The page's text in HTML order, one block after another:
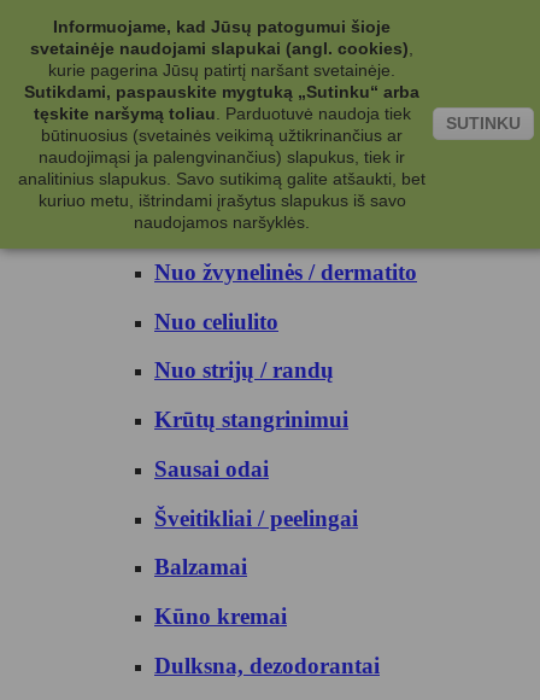
Kategorijos
Kosmetika
Kūno priežiūrai
Nuo prakaito
Kūno prausikliai
Nuo žvynelinės / dermatito
Nuo celiulito
Nuo strijų / randų
Krūtų stangrinimui
Sausai odai
Šveitikliai / peelingai
Balzamai
Kūno kremai
Dulksna, dezodorantai
Informuojame, kad Jūsų patogumui šioje
svetainėje naudojami slapukai (angl. cookies)
kurie pagerina Jūsų patirtį naršant svetainėje.
Sutikdami, paspauskite mygtuką „Sutinku“ arba
tęskite naršymą toliau
Parduotuvė naudoja tiek
būtinuosius (svetainės veikimą užtikrinančius ar
naudojimąsi ja palengvinančius) slapukus, tiek ir
analitinius slapukus. Savo sutikimą galite atšaukti, bet
kuriuo metu, ištrindami įrašytus slapukus iš savo
naudojamos naršyklės.
SUTINKU